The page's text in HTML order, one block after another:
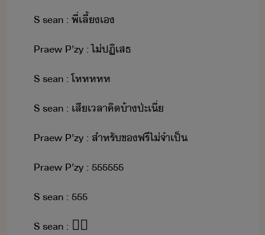
S​ ​sean​ ​:​ ​พี่เลี้​เ
Praew​ ​P​’​zy​ ​:​ ​ไ่​ปฏิเสธ
S​ ​sean​ ​:​ ​โหหหหห
S​ ​sean​ ​:​ ​เสีเลา​คิ​้า​ป่ะ​เี่
Praew​ ​P​’​zy​ ​:​ ​สำหรั​ข​ฟรี​ไ่จำเป็
Praew​ ​P​’​zy​ ​:​ ​555555
S​ ​sean​ ​:​ ​555
S​ ​sean​ ​:​ 👍🏻